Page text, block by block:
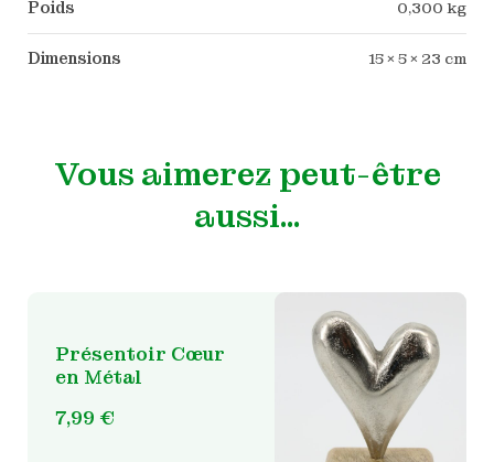
Poids 0,300 kg
Dimensions 15 × 5 × 23 cm
Vous aimerez peut-être
aussi…
Présentoir Cœur
en Métal
7,99 €